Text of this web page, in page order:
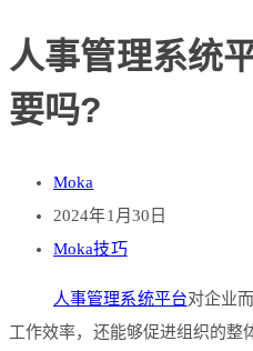
人事管理系统
要吗?
Moka
2024年1月30日
Moka技巧
人事管理系统平台对企业
工作效率，还能够促进组织的整